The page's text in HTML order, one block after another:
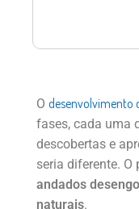
O desenvolvimento
fases, cada uma
descobertas e
seria diferente. O
andados
naturais.